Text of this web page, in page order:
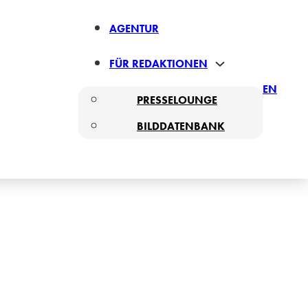
AGENTUR
FÜR REDAKTIONEN
PRESSELOUNGE
BILDDATENBANK
EN